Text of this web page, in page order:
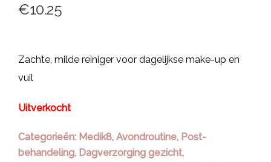
€10.25
Zachte, milde reiniger voor dagelijkse make-up en
vuil
Uitverkocht
Categorieën: Medik8, Avondroutine, Post-
behandeling, Dagverzorging gezicht,